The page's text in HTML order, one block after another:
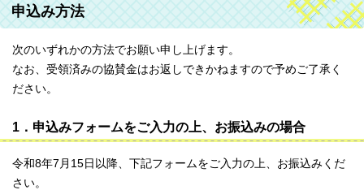
申込み方法
次のいずれかの方法でお願い申し上げます。
なお、受領済みの協賛金はお返しできかねますので予めご了承く
ださい。
1．申込みフォームをご入力の上、お振込みの場合
令和8年7月15日以降、下記フォームをご入力の上、お振込みくだ
さい。